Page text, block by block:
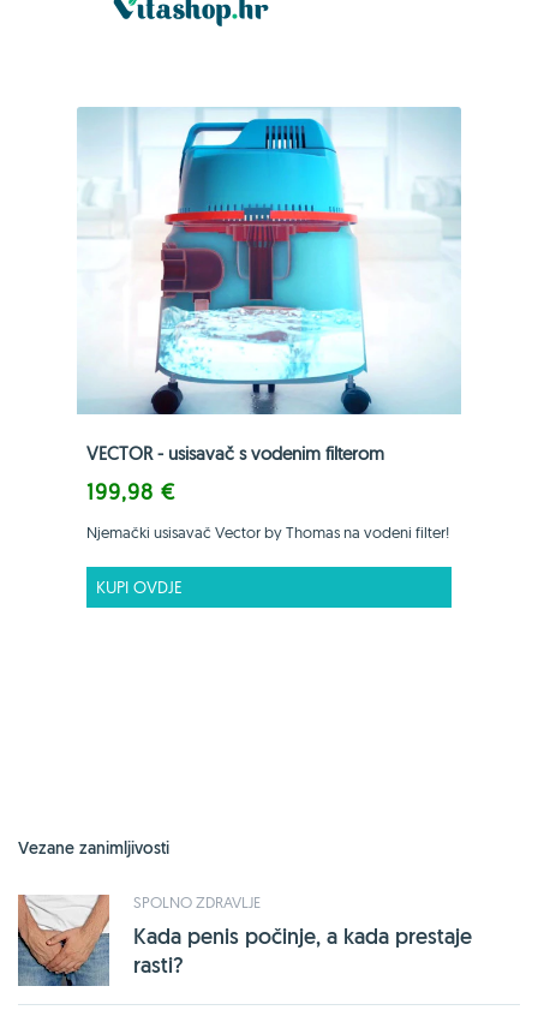
VECTOR - usisavač s vodenim filterom
199,98 €
Njemački usisavač Vector by Thomas na vodeni filter!
KUPI OVDJE
Vezane zanimljivosti
SPOLNO ZDRAVLJE
Kada penis počinje, a kada prestaje
rasti?